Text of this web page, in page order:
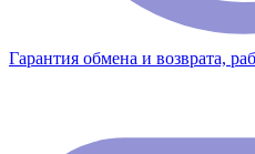
Гарантия обмена и возврата,